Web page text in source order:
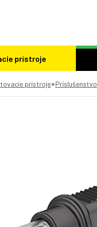
prístroje
prístroje»Príslušenstvo